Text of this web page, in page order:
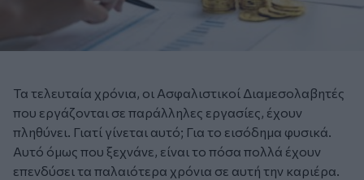
Τα τελευταία χρόνια, οι Ασφαλιστικοί Διαμεσολαβητές
που εργάζονται σε παράλληλες εργασίες, έχουν
πληθύνει. Γιατί γίνεται αυτό; Για το εισόδημα φυσικά.
Αυτό όμως που ξεχνάνε, είναι το πόσα πολλά έχουν
επενδύσει τα παλαιότερα χρόνια σε αυτή την καριέρα.